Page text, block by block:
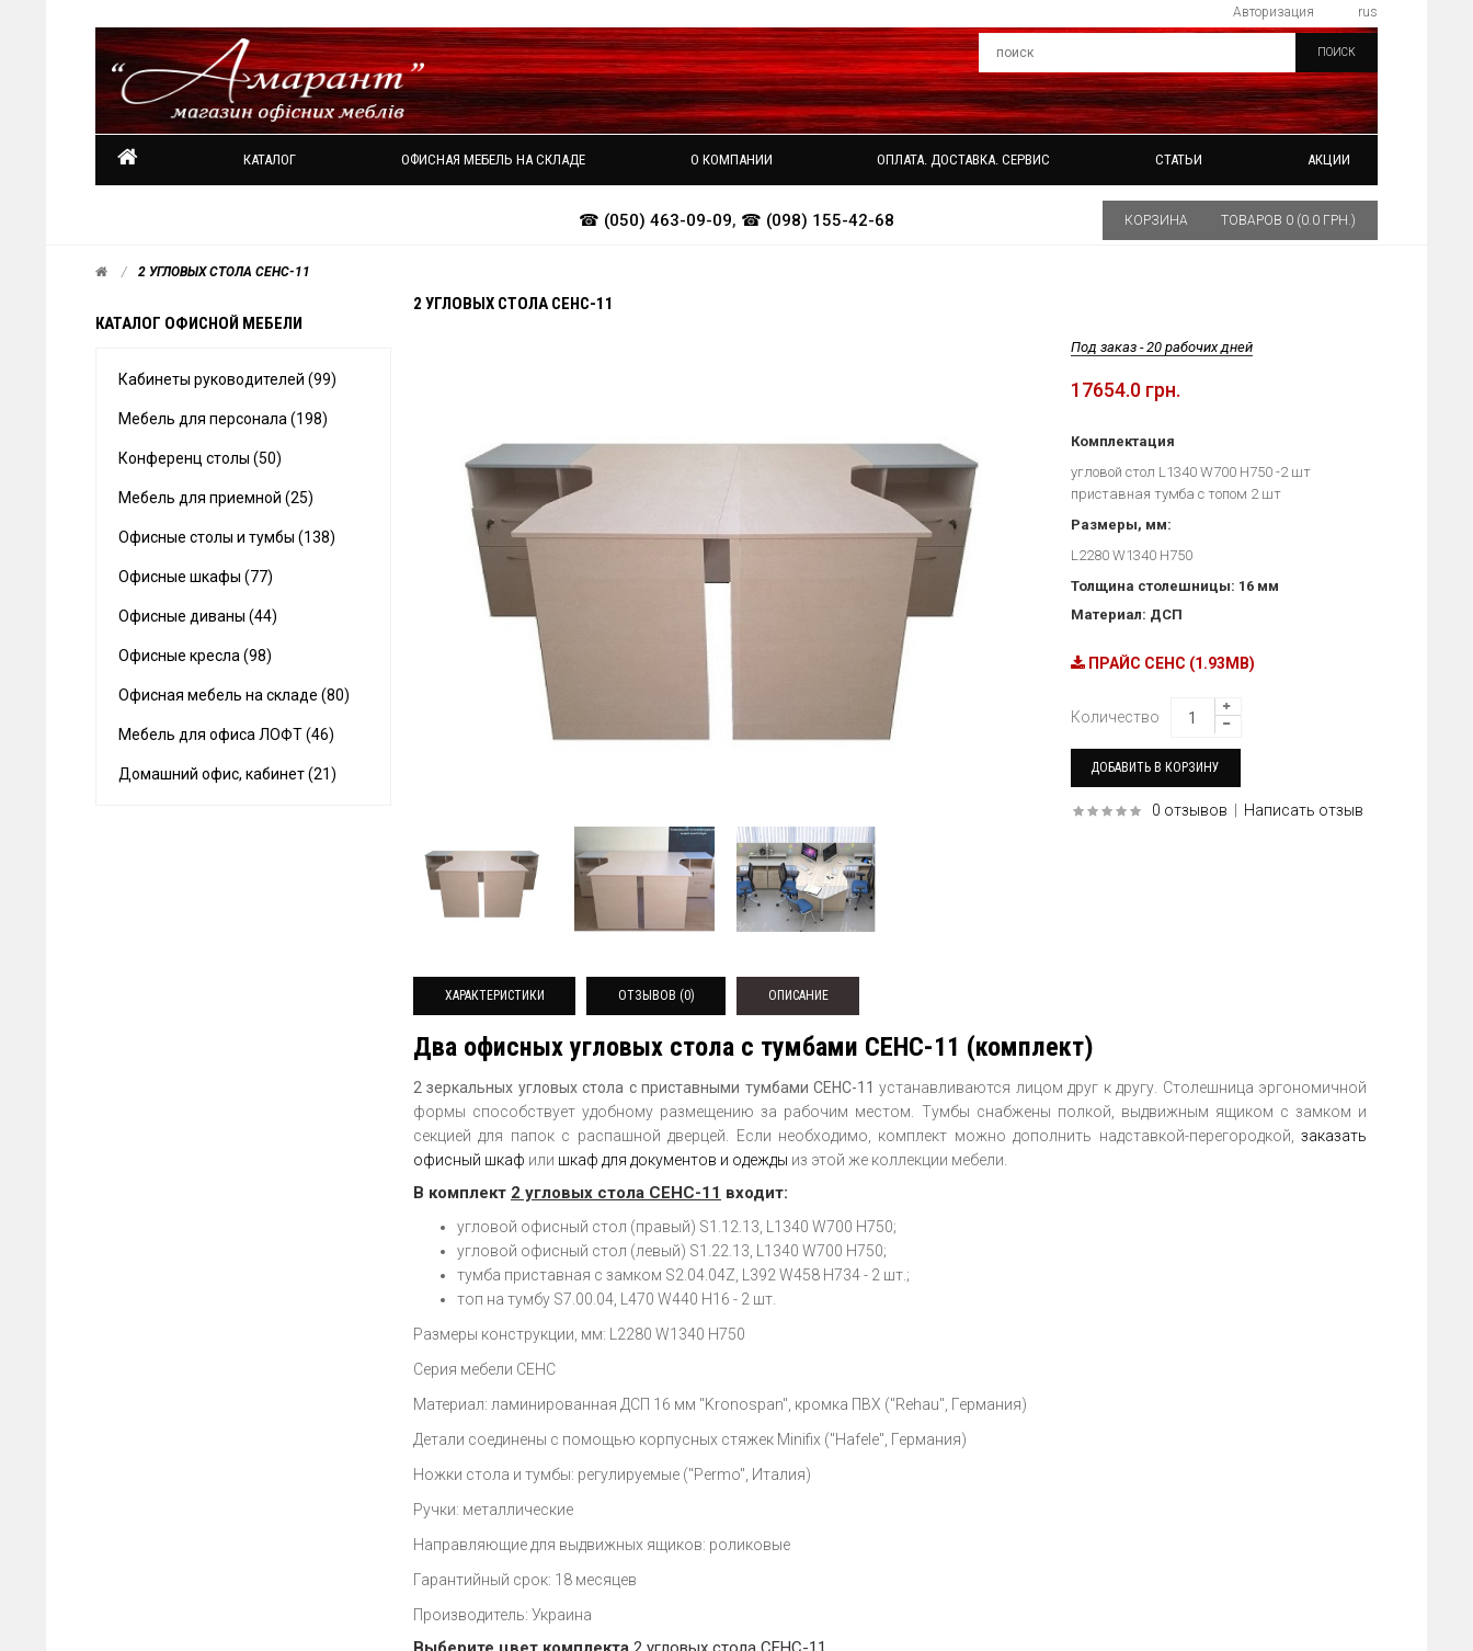
rus
Авторизация
ПОИСК
КАТАЛОГ ОФИСНАЯ МЕБЕЛЬ НА СКЛАДЕ О КОМПАНИИ ОПЛАТА. ДОСТАВКА. СЕРВИС СТАТЬИ АКЦИИ
☎ (050) 463-09-09, ☎ (098) 155-42-68 КОРЗИНА ТОВАРОВ 0 (0.0 ГРН.)
2 УГЛОВЫХ СТОЛА СЕНС-11
КАТАЛОГ ОФИСНОЙ МЕБЕЛИ
Кабинеты руководителей (99)
Мебель для персонала (198)
Конференц столы (50)
Мебель для приемной (25)
Офисные столы и тумбы (138)
Офисные шкафы (77)
Офисные диваны (44)
Офисные кресла (98)
Офисная мебель на складе (80)
Мебель для офиса ЛОФТ (46)
Домашний офис, кабинет (21)
2 УГЛОВЫХ СТОЛА СЕНС-11
Под заказ - 20 рабочих дней
17654.0 грн.
Комплектация
угловой стол L1340 W700 H750 -2 шт
приставная тумба с топом 2 шт
Размеры, мм:
L2280 W1340 H750
Толщина столешницы: 16 мм
Материал: ДСП
ПРАЙС СЕНС (1.93MB)
Количество
0 отзывов Написать отзыв
ХАРАКТЕРИСТИКИ ОТЗЫВОВ (0) ОПИСАНИЕ
Два офисных угловых стола с тумбами СЕНС-11 (комплект)
2 зеркальных угловых стола с приставными тумбами СЕНС-11 устанавливаются лицом друг к другу. Столешница эргономичной
формы способствует удобному размещению за рабочим местом. Тумбы снабжены полкой, выдвижным ящиком с замком и
секцией для папок с распашной дверцей. Если необходимо, комплект можно дополнить надставкой-перегородкой, заказать
офисный шкаф или шкаф для документов и одежды из этой же коллекции мебели.
В комплект 2 угловых стола СЕНС-11 входит:
угловой офисный стол (правый) S1.12.13, L1340 W700 H750;
угловой офисный стол (левый) S1.22.13, L1340 W700 H750;
тумба приставная с замком S2.04.04Z, L392 W458 H734 - 2 шт.;
топ на тумбу S7.00.04, L470 W440 H16 - 2 шт.
Размеры конструкции, мм: L2280 W1340 H750
Серия мебели СЕНС
Материал: ламинированная ДСП 16 мм "Kronospan", кромка ПВХ ("Rehau", Германия)
Детали соединены с помощью корпусных стяжек Minifix ("Hafele", Германия)
Ножки стола и тумбы: регулируемые ("Permo", Италия)
Ручки: металлические
Направляющие для выдвижных ящиков: роликовые
Гарантийный срок: 18 месяцев
Производитель: Украина